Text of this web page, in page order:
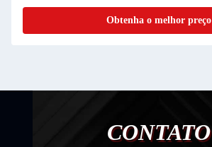
Obtenha o melhor preço
CONTATO